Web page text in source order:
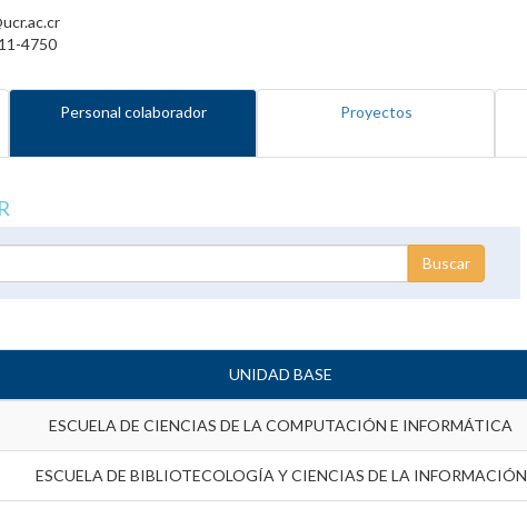
4750
Personal colaborador Proyectos
UNIDAD BASE
ESCUELA DE CIENCIAS DE LA COMPUTACIÓN E INFORMÁTICA
ESCUELA DE BIBLIOTECOLOGÍA Y CIENCIAS DE LA INFORMACIÓN